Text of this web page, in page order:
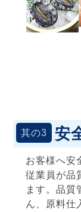
其の3 安
お客様へ安
従業員が品
ます。品質
ん、原料仕